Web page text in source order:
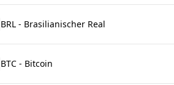
BRL - Brasilianischer Real
BTC - Bitcoin